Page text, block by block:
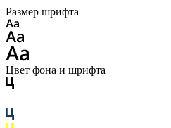
Размер шрифта
Цвет фона и шрифта